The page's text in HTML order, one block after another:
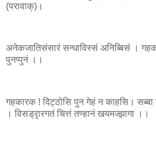
(परावाक्)।
अनेकजातिसंसारं सन्धाविस्सं अनिब्बिसं ।
पुनप्पुनं ।।
गहकारक ! दिट्ठोसि पुन गेहं न काहसि।
। विसड्रृारगतं चित्तं तण्हानं खयमज्झागा ।।